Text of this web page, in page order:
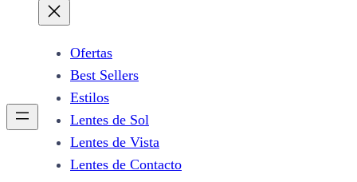
Ofertas
Best Sellers
Estilos
Lentes de Sol
Lentes de Vista
Lentes de Contacto